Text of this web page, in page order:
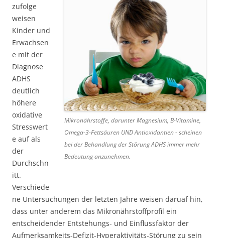
Mikronährstoffe, darunter Magnesium, B-Vitamine,
Omega-3-Fettsäuren UND Antioxidantien - scheinen
bei der Behandlung der Störung ADHS immer mehr
Bedeutung anzunehmen.
zufolge
weisen
Kinder und
Erwachsen
e mit der
Diagnose
ADHS
deutlich
höhere
oxidative
Stresswert
e auf als
der
Durchschn
itt.
Verschiede
ne Untersuchungen der letzten Jahre weisen daruaf hin,
dass unter anderem das Mikronährstoffprofil ein
entscheidender Entstehungs- und Einflussfaktor der
Aufmerksamkeits-Defizit-Hyperaktivitäts-Störung zu sein